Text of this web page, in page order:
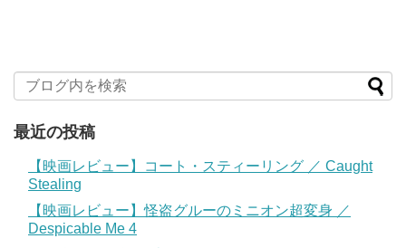
最近の投稿
【映画レビュー】コート・スティーリング ／ Caught
Stealing
【映画レビュー】怪盗グルーのミニオン超変身 ／
Despicable Me 4